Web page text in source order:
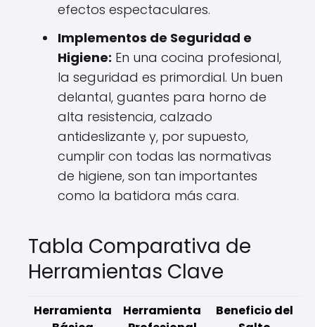
efectos espectaculares.
Implementos de Seguridad e
Higiene: En una cocina profesional,
la seguridad es primordial. Un buen
delantal, guantes para horno de
alta resistencia, calzado
antideslizante y, por supuesto,
cumplir con todas las normativas
de higiene, son tan importantes
como la batidora más cara.
Tabla Comparativa de
Herramientas Clave
Herramienta
Herramienta
Beneficio del